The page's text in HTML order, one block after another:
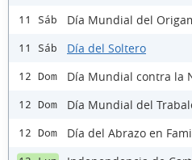
11 Sáb Día Mundial del
11 Sáb Día del Soltero
12 Dom Día Mundial contra la
12 Dom Día Mundial del
12 Dom Día del Abrazo en